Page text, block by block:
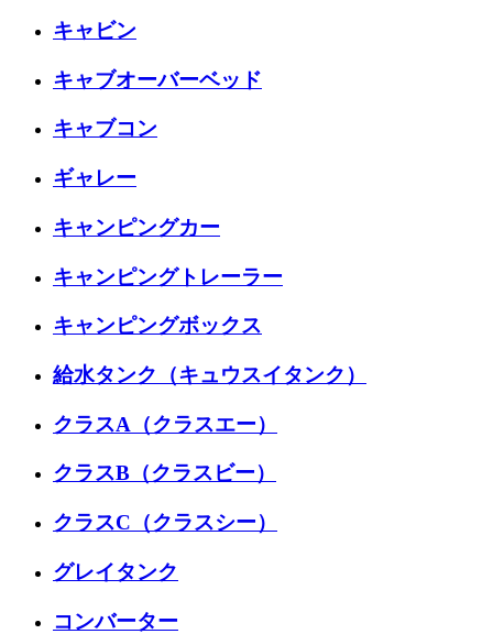
キャビン
キャブオーバーベッド
キャブコン
ギャレー
キャンピングカー
キャンピングトレーラー
キャンピングボックス
給水タンク（キュウスイタンク）
クラスA（クラスエー）
クラスB（クラスビー）
クラスC（クラスシー）
グレイタンク
コンバーター